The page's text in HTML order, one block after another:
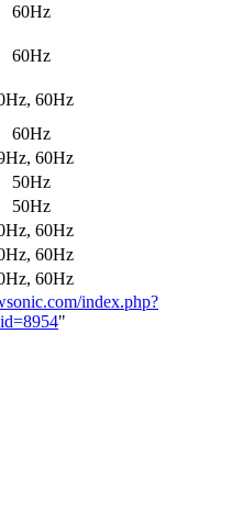
60Hz
60Hz
60Hz
60Hz
60Hz
50Hz
50Hz
60Hz
60Hz
60Hz
index.php?
"